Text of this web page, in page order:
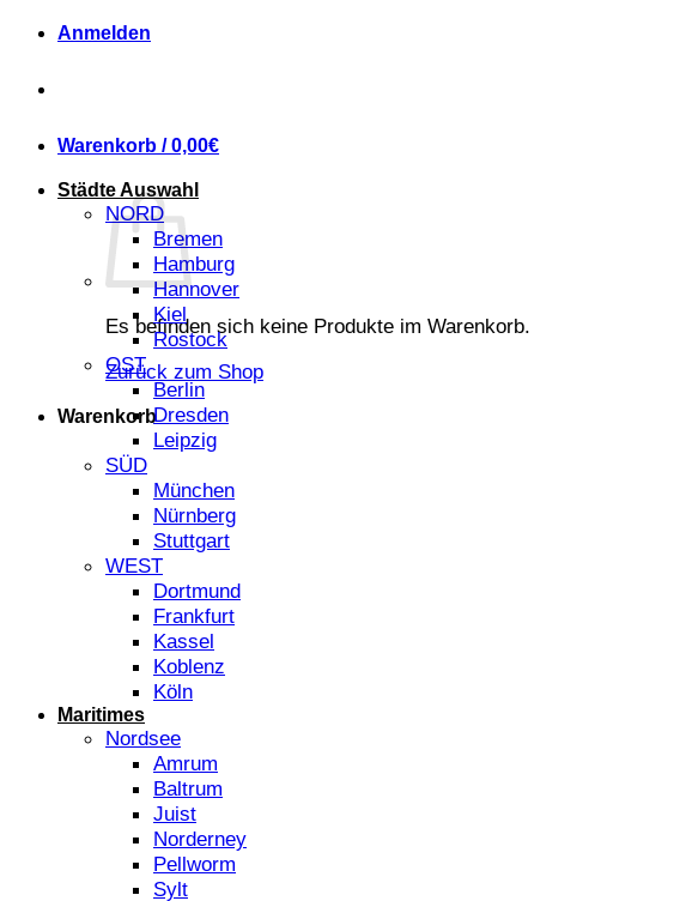
Anmelden
Warenkorb /0,00€
Es befinden sich keine Produkte im Warenkorb.
Zurück zum Shop
Warenkorb
Städte Auswahl
NORD
Bremen
Hamburg
Hannover
Kiel
Rostock
OST
Berlin
Dresden
Leipzig
SÜD
München
Nürnberg
Stuttgart
WEST
Dortmund
Frankfurt
Kassel
Koblenz
Köln
Maritimes
Nordsee
Amrum
Baltrum
Juist
Norderney
Pellworm
Sylt